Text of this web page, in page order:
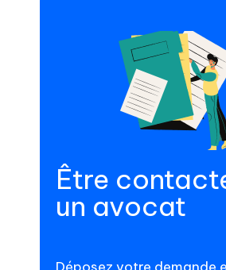
Être
un avocat